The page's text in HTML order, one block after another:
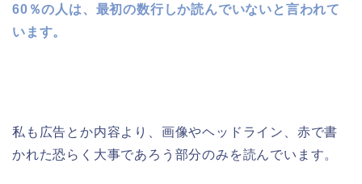
60％の人は、最初の数行しか読んでいないと言われて
います。
私も広告とか内容より、画像やヘッドライン、赤で書
かれた恐らく大事であろう部分のみを読んでいます。